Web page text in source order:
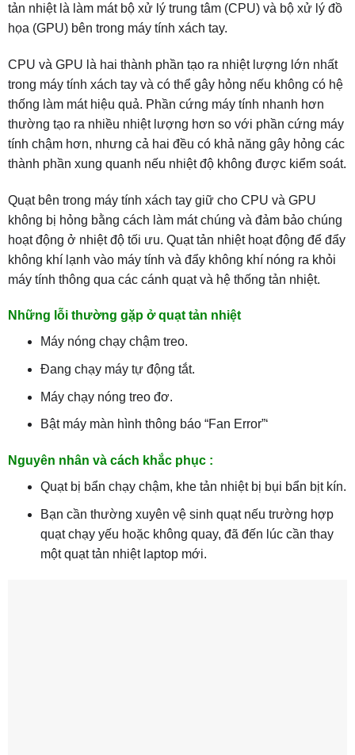
tản nhiệt là làm mát bộ xử lý trung tâm (CPU) và bộ xử lý đồ
họa (GPU) bên trong máy tính xách tay.
CPU và GPU là hai thành phần tạo ra nhiệt lượng lớn nhất
trong máy tính xách tay và có thể gây hỏng nếu không có hệ
thống làm mát hiệu quả. Phần cứng máy tính nhanh hơn
thường tạo ra nhiều nhiệt lượng hơn so với phần cứng máy
tính chậm hơn, nhưng cả hai đều có khả năng gây hỏng các
thành phần xung quanh nếu nhiệt độ không được kiểm soát.
Quạt bên trong máy tính xách tay giữ cho CPU và GPU
không bị hỏng bằng cách làm mát chúng và đảm bảo chúng
hoạt động ở nhiệt độ tối ưu. Quạt tản nhiệt hoạt động để đẩy
không khí lạnh vào máy tính và đẩy không khí nóng ra khỏi
máy tính thông qua các cánh quạt và hệ thống tản nhiệt.
Những lỗi thường gặp ở quạt tản nhiệt
Máy nóng chạy chậm treo.
Đang chạy máy tự động tắt.
Máy chạy nóng treo đơ.
Bật máy màn hình thông báo “Fan Error”‘
Nguyên nhân và cách khắc phục :
Quạt bị bẩn chạy chậm, khe tản nhiệt bị bụi bẩn bịt kín.
Bạn cần thường xuyên vệ sinh quạt nếu trường hợp
quạt chạy yếu hoặc không quay, đã đến lúc cần thay
một quạt tản nhiệt laptop mới.